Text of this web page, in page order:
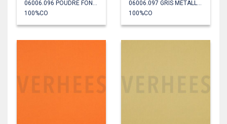
100%CO
100%CO